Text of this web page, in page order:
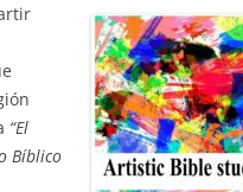
“El
Bíblico